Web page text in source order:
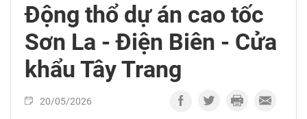
Động thổ dự án cao tốc
Sơn La - Điện Biên - Cửa
khẩu Tây Trang
20/05/2026